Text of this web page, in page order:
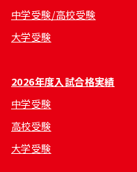
中学受験/高校受験
大学受験
2026年度入試合格実績
中学受験
高校受験
大学受験